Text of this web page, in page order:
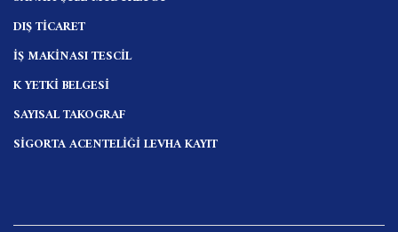
DIŞ TİCARET
İŞ MAKİNASI TESCİL
K YETKİ BELGESİ
SAYISAL TAKOGRAF
SİGORTA ACENTELİĞİ LEVHA KAYIT